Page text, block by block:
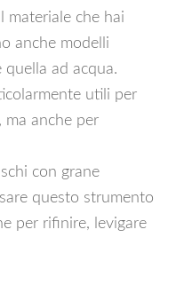
materiale che hai
anche modelli
quella ad acqua.
utili per
ma anche per
con grane
questo strumento
per rifinire, levigare